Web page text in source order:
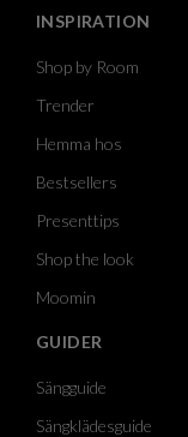
INSPIRATION
Shop by Room
Trender
Hemma hos
Bestsellers
Presenttips
Shop the look
Moomin
GUIDER
Sängguide
Sängklädesguide